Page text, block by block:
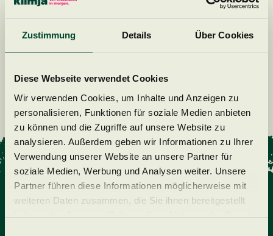
Zustimmung Details Über Cookies
Diese Webseite verwendet Cookies
Wir verwenden Cookies, um Inhalte und Anzeigen zu
personalisieren, Funktionen für soziale Medien anbieten
zu können und die Zugriffe auf unsere Website zu
analysieren. Außerdem geben wir Informationen zu Ihrer
Verwendung unserer Website an unsere Partner für
soziale Medien, Werbung und Analysen weiter. Unsere
Partner führen diese Informationen möglicherweise mit
weiteren Daten zusammen, die Sie ihnen bereitgestellt
haben oder die sie im Rahmen Ihrer Nutzung der Dienste
Zurück zur Startseite